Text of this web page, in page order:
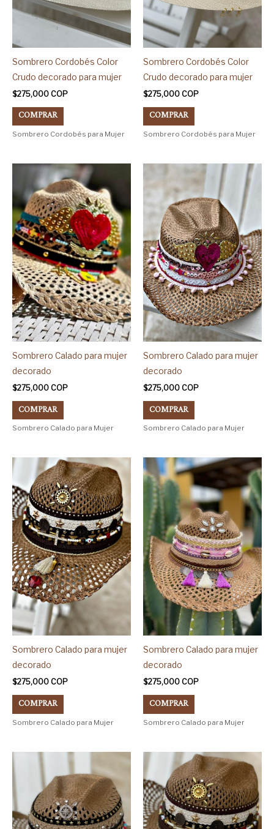
Sombrero Cordobés Color
Crudo decorado para mujer
$275,000 COP
COMPRAR
se
pueden
Sombrero Cordobés para Mujer
Sombrero Cordobés Color
Crudo decorado para mujer
$275,000 COP
COMPRAR
se
pueden
elegir
Sombrero Cordobés para Mujer
Sombrero Calado para mujer
decorado
$275,000 COP
COMPRAR
Este
producto
tiene
múltiples
variantes.
Las
opciones
se
pueden
elegir
en
la
página
producto
Sombrero Calado para Mujer
Sombrero Calado para mujer
decorado
$275,000 COP
COMPRAR
Este
producto
tiene
múltiples
variantes.
Las
opciones
se
pueden
elegir
en
página
producto
Sombrero Calado para Mujer
Sombrero Calado para mujer
decorado
$275,000 COP
COMPRAR
Este
producto
tiene
múltiples
variantes.
Las
opciones
se
pueden
elegir
en
página
producto
Sombrero Calado para Mujer
Sombrero Calado para mujer
decorado
$275,000 COP
COMPRAR
Este
producto
tiene
múltiples
variantes.
Las
opciones
se
pueden
elegir
en
la
página
producto
Sombrero Calado para Mujer
producto
tiene
múltiples
variantes.
Este
producto
tiene
múltiples
variantes.